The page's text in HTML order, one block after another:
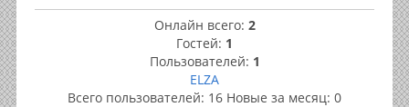
Онлайн всего: 2
Гостей: 1
Пользователей: 1
ELZA
Всего пользователей: 16 Новые за месяц: 0